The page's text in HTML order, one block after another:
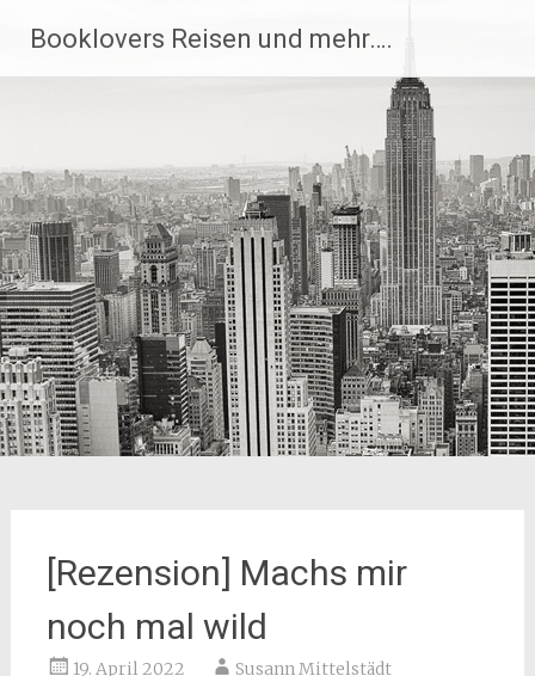
Inhalt
springen
Booklovers Reisen und mehr….
[Rezension] Machs mir
noch mal wild
19. April 2022 Susann Mittelstädt